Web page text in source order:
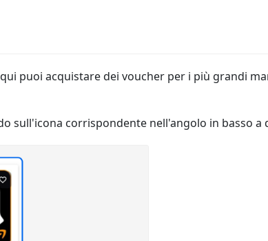
puoi acquistare dei voucher per i più grandi
sull'icona corrispondente nell'angolo in basso a